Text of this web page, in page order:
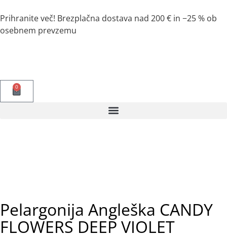
Prihranite več! Brezplačna dostava nad 200 € in −25 % ob
osebnem prevzemu
0
Pelargonija Angleška CANDY
FLOWERS DEEP VIOLET